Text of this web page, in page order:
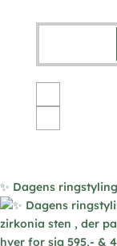
✨ Dagens